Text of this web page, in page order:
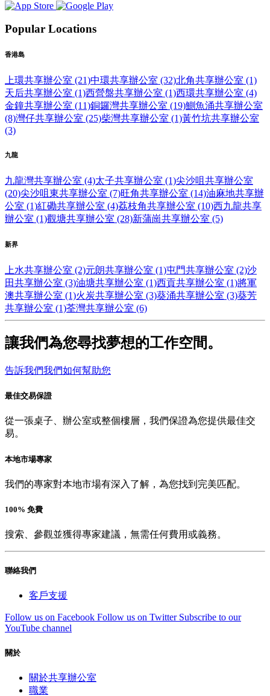
Popular Locations
香港島
上環共享辦公室 (21)中環共享辦公室 (32)北角共享辦公室 (1)
天后共享辦公室 (1)西營盤共享辦公室 (1)西環共享辦公室 (4)
金鐘共享辦公室 (11)銅鑼灣共享辦公室 (19)鰂魚涌共享辦公室
(8)灣仔共享辦公室 (25)柴灣共享辦公室 (1)黃竹坑共享辦公室
(3)
九龍
九龍灣共享辦公室 (4)太子共享辦公室 (1)尖沙咀共享辦公室
(20)尖沙咀東共享辦公室 (7)旺角共享辦公室 (14)油麻地共享辦
公室 (1)紅磡共享辦公室 (4)荔枝角共享辦公室 (10)西九龍共享
辦公室 (1)觀塘共享辦公室 (28)新蒲崗共享辦公室 (5)
新界
上水共享辦公室 (2)元朗共享辦公室 (1)屯門共享辦公室 (2)沙
田共享辦公室 (3)油塘共享辦公室 (1)西貢共享辦公室 (1)將軍
澳共享辦公室 (1)火炭共享辦公室 (3)葵涌共享辦公室 (3)葵芳
共享辦公室 (1)荃灣共享辦公室 (6)
讓我們為您尋找夢想的工作空間。
告訴我們我們如何幫助您
最佳交易保證
從一張桌子、辦公室或整個樓層，我們保證為您提供最佳交
易。
本地市場專家
我們的專家對本地市場有深入了解，為您找到完美匹配。
100% 免費
搜索、參觀並獲得專家建議，無需任何費用或義務。
聯絡我們
客戶支援
Follow us on Facebook Follow us on Twitter Subscribe to our
YouTube channel
關於
關於共享辦公室
職業